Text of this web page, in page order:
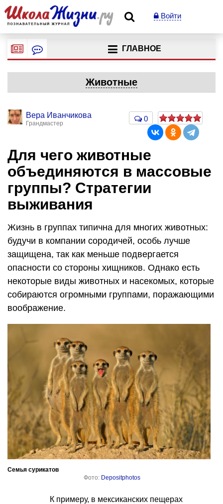
Войти
ГЛАВНОЕ
Животные
Вера Иванчикова
Грандмастер
0
Для чего животные
объединяются в массовые
группы? Стратегии
выживания
Жизнь в группах типична для многих животных:
будучи в компании сородичей, особь лучше
защищена, так как меньше подвергается
опасности со стороны хищников. Однако есть
некоторые виды животных и насекомых, которые
собираются огромными группами, поражающими
воображение.
Семья сурикатов
Фото: Depositphotos
К примеру, в мексиканских пещерах